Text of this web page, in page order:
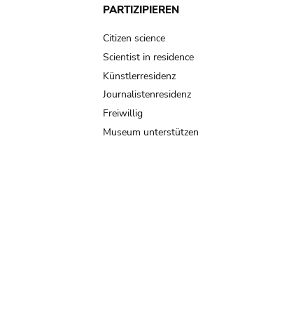
PARTIZIPIEREN
Citizen science
Scientist in residence
Künstlerresidenz
Journalistenresidenz
Freiwillig
Museum unterstützen